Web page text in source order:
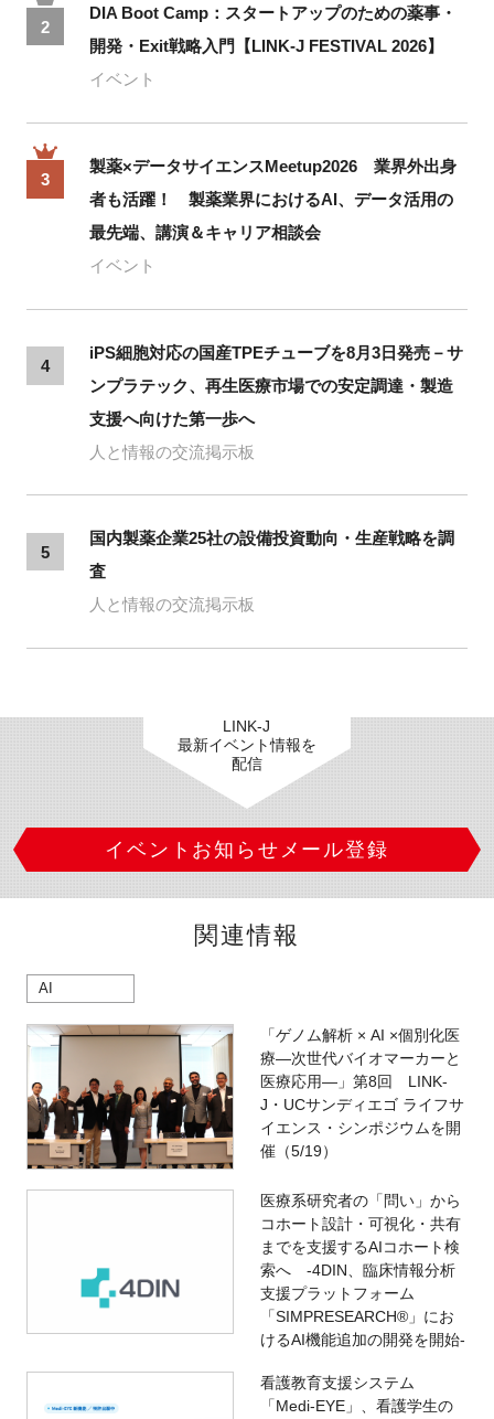
2
DIA Boot Camp：スタートアップのための薬事・
開発・Exit戦略入門【LINK-J FESTIVAL 2026】
イベント
3
製薬×データサイエンスMeetup2026 業界外出身
者も活躍！ 製薬業界におけるAI、データ活用の
最先端、講演＆キャリア相談会
イベント
4
iPS細胞対応の国産TPEチューブを8月3日発売－サ
ンプラテック、再生医療市場での安定調達・製造
支援へ向けた第一歩へ
人と情報の交流掲示板
5
国内製薬企業25社の設備投資動向・生産戦略を調
査
人と情報の交流掲示板
LINK-J
最新イベント情報を
配信
イベントお知らせメール登録
関連情報
AI
「ゲノム解析 × AI ×個別化医
療―次世代バイオマーカーと
医療応用―」第8回 LINK-
J・UCサンディエゴ ライフサ
イエンス・シンポジウムを開
催（5/19）
医療系研究者の「問い」から
コホート設計・可視化・共有
までを支援するAIコホート検
索へ -4DIN、臨床情報分析
支援プラットフォーム
「SIMPRESEARCH®」にお
けるAI機能追加の開発を開始-
看護教育支援システム
「Medi-EYE」、看護学生の